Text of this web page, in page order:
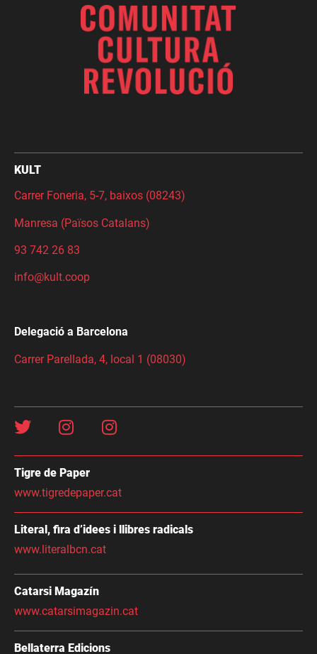
KULT
Carrer Foneria, 5-7, baixos (08243)
Manresa (Països Catalans)
93 742 26 83
info@kult.coop
Delegació a Barcelona
Carrer Parellada, 4, local 1 (08030)
Tigre de Paper
www.tigredepaper.cat
Literal, fira d’idees i llibres radicals
www.literalbcn.cat
Catarsi Magazín
www.catarsimagazin.cat
Bellaterra Edicions